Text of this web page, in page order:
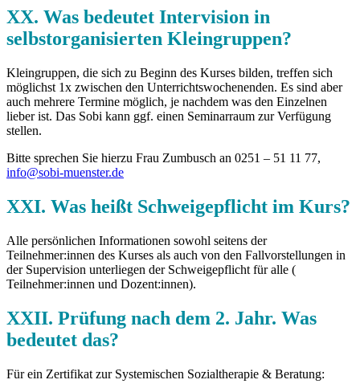
XX. Was bedeutet Intervision in
selbstorganisierten Kleingruppen?
Kleingruppen, die sich zu Beginn des Kurses bilden, treffen sich
möglichst 1x zwischen den Unterrichtswochenenden. Es sind aber
auch mehrere Termine möglich, je nachdem was den Einzelnen
lieber ist. Das Sobi kann ggf. einen Seminarraum zur Verfügung
stellen.
Bitte sprechen Sie hierzu Frau Zumbusch an 0251 – 51 11 77,
info@sobi-muenster.de
XXI. Was heißt Schweigepflicht im Kurs?
Alle persönlichen Informationen sowohl seitens der
Teilnehmer:innen des Kurses als auch von den Fallvorstellungen in
der Supervision unterliegen der Schweigepflicht für alle (
Teilnehmer:innen und Dozent:innen).
XXII. Prüfung nach dem 2. Jahr. Was
bedeutet das?
Für ein Zertifikat zur Systemischen Sozialtherapie & Beratung: